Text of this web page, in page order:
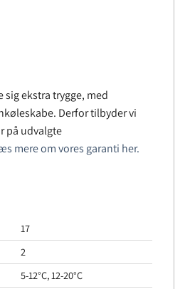
sig ekstra trygge, med
Derfor tilbyder vi
på udvalgte
mere om vores garanti her.
17
2
5-12°C, 12-20°C